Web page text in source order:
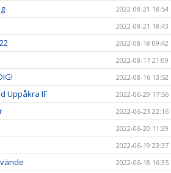
2022-08-21 18:54
2022-08-21 18:43
2022-08-18 09:42
2022-08-17 21:09
2022-08-16 13:52
Uppåkra IF 2022-06-29 17:56
2022-06-23 22:16
2022-06-20 11:29
2022-06-19 23:37
2022-06-18 16:35